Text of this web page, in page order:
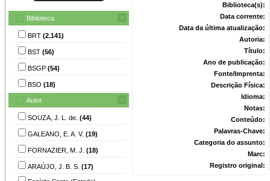
Biblioteca
BRT (2.141)
BST (56)
BSGP (54)
BSO (18)
Autor
SOUZA, J. L. de. (44)
GALEANO, E. A. V. (19)
FORNAZIER, M. J. (18)
ARAÚJO, J. B. S. (17)
Biblioteca(s):
Data corrente:
Data da última atualização:
Autoria:
Título:
Ano de publicação:
Fonte/Imprenta:
Descrição Física:
Idioma:
Notas:
Conteúdo:
Palavras-Chave:
Categoria do assunto:
Marc:
Registro original: